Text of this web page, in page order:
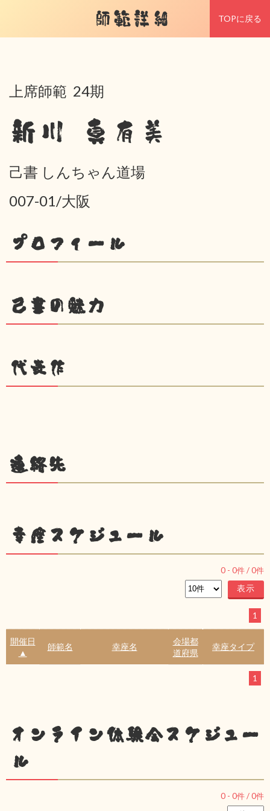
師範詳細 TOPに戻る
上席師範 24期
新川 真有美
己書 しんちゃん道場
007-01/大阪
プロフィール
己書の魅力
代表作
連絡先
幸座スケジュール
0 - 0件 /0件
1
開催日
▲
師範名 幸座名
会場都
道府県
幸座タイプ
1
オンライン体験会スケジュー
ル
0 - 0件 /0件